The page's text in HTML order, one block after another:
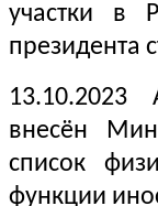
участки в
президента
13.10.2023
внесён
список
функции